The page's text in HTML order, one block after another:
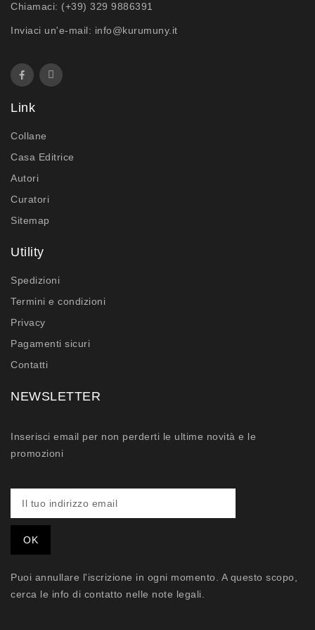
Chiamaci: (+39) 329 9886391
Inviaci un'e-mail: info@kurumuny.it
Link
Collane
Casa Editrice
Autori
Curatori
Sitemap
Utility
Spedizioni
Termini e condizioni
Privacy
Pagamenti sicuri
Contatti
NEWSLETTER
Inserisci email per non perderti le ultime novità e le
promozioni
Puoi annullare l'iscrizione in ogni momento. A questo scopo,
cerca le info di contatto nelle note legali.